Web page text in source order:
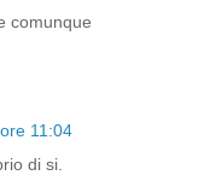
comunque
11:04
di si.